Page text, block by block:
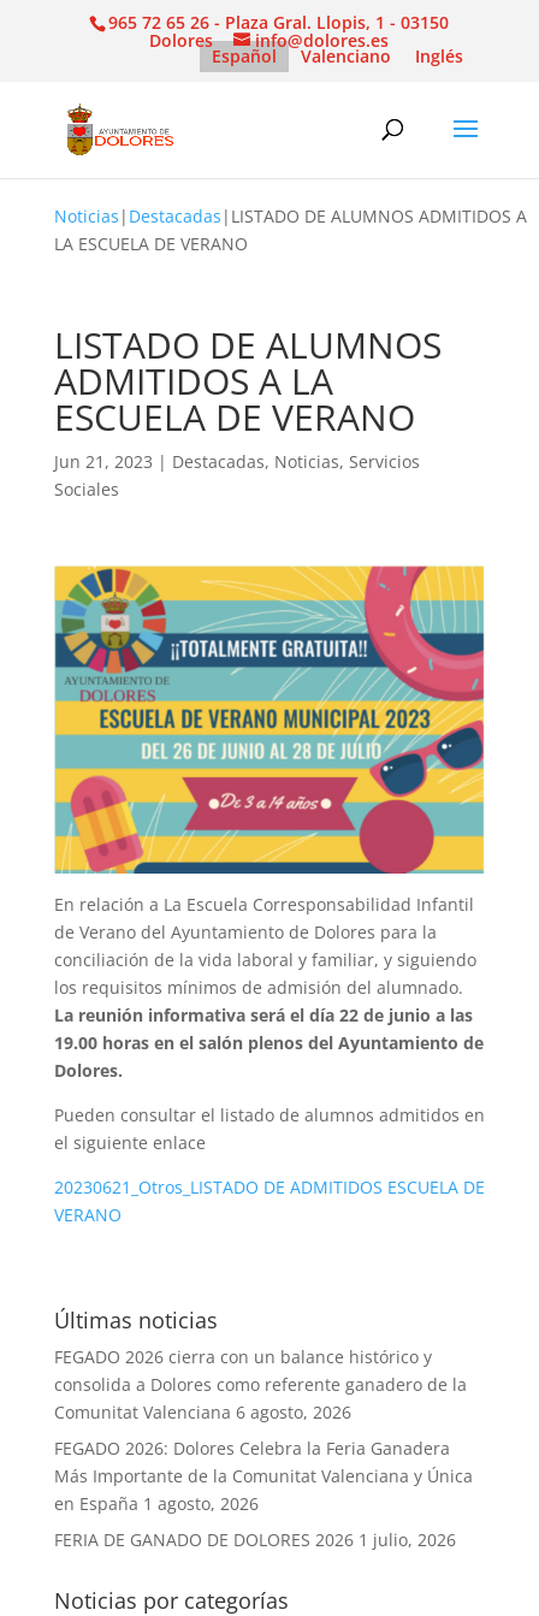
965 72 65 26 - Plaza Gral. Llopis, 1 - 03150
Dolores info@dolores.es
Español Valenciano Inglés
Noticias | Destacadas | LISTADO DE ALUMNOS ADMITIDOS A
LA ESCUELA DE VERANO
LISTADO DE ALUMNOS
ADMITIDOS A LA
ESCUELA DE VERANO
Jun 21, 2023 | Destacadas, Noticias, Servicios
Sociales
En relación a La Escuela Corresponsabilidad Infantil
de Verano del Ayuntamiento de Dolores para la
conciliación de la vida laboral y familiar, y siguiendo
los requisitos mínimos de admisión del alumnado.
La reunión informativa será el día 22 de junio a las
19.00 horas en el salón plenos del Ayuntamiento de
Dolores.
Pueden consultar el listado de alumnos admitidos en
el siguiente enlace
20230621_Otros_LISTADO DE ADMITIDOS ESCUELA DE
VERANO
Últimas noticias
FEGADO 2026 cierra con un balance histórico y
consolida a Dolores como referente ganadero de la
Comunitat Valenciana 6 agosto, 2026
FEGADO 2026: Dolores Celebra la Feria Ganadera
Más Importante de la Comunitat Valenciana y Única
en España 1 agosto, 2026
FERIA DE GANADO DE DOLORES 2026 1 julio, 2026
Noticias por categorías